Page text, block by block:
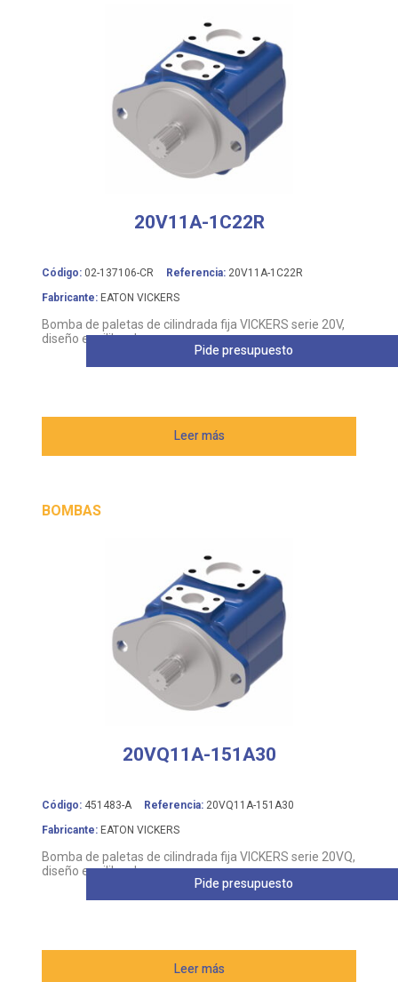
20V11A-1C22R
Código: 02-137106-CR Referencia: 20V11A-1C22R
Fabricante: EATON VICKERS
Bomba de paletas de cilindrada fija VICKERS serie 20V,
diseño equilibrado
Leer más
Pide presupuesto
BOMBAS
20VQ11A-151A30
Código: 451483-A Referencia: 20VQ11A-151A30
Fabricante: EATON VICKERS
Bomba de paletas de cilindrada fija VICKERS serie 20VQ,
diseño equilibrado
Leer más
Pide presupuesto